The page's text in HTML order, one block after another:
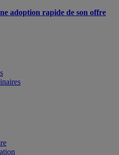
adoption rapide de son offre